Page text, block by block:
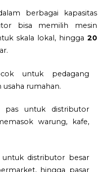
berbagai kapasitas
bisa memilih mesin
skala lokal, hingga 20
untuk pedagang
rumahan.
pas untuk distributor
warung, kafe,
untuk distributor besar
hingga pasar